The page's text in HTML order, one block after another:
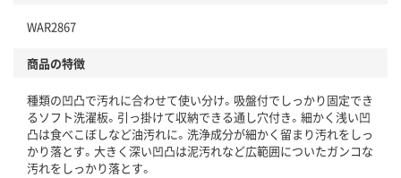
WAR2867
商品の特徴
種類の凹凸で汚れに合わせて使い分け。吸盤付でしっかり固定でき
るソフト洗濯板。引っ掛けて収納できる通し穴付き。細かく浅い凹
凸は食べこぼしなど油汚れに。洗浄成分が細かく留まり汚れをしっ
かり落とす。大きく深い凹凸は泥汚れなど広範囲についたガンコな
汚れをしっかり落とす。